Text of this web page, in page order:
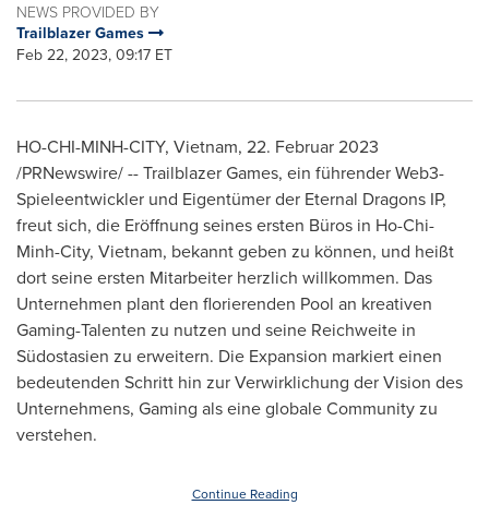
NEWS PROVIDED BY
Trailblazer Games
Feb 22, 2023, 09:17 ET
HO-CHI-MINH-CITY, Vietnam, 22. Februar 2023
/PRNewswire/ -- Trailblazer Games, ein führender Web3-
Spieleentwickler und Eigentümer der Eternal Dragons IP,
freut sich, die Eröffnung seines ersten Büros in Ho-Chi-
Minh-City, Vietnam, bekannt geben zu können, und heißt
dort seine ersten Mitarbeiter herzlich willkommen. Das
Unternehmen plant den florierenden Pool an kreativen
Gaming-Talenten zu nutzen und seine Reichweite in
Südostasien zu erweitern. Die Expansion markiert einen
bedeutenden Schritt hin zur Verwirklichung der Vision des
Unternehmens, Gaming als eine globale Community zu
verstehen.
Continue Reading